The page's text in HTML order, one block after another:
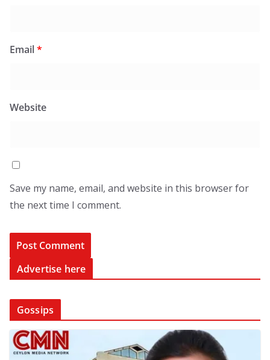
Email*
Website
Save my name, email, and website in this browser for
the next time I comment.
Advertise here
Gossips